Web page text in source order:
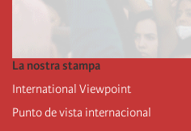
La nostra stampa
International Viewpoint
Punto de vista internacional